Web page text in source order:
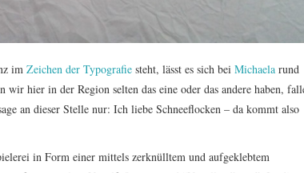
im Zeichen der Typografie steht, lässt es sich bei Michaela rund
wir hier in der Region selten das eine oder das andere haben,
an dieser Stelle nur: Ich liebe Schneeflocken – da kommt also
in Form einer mittels zerknülltem und aufgeklebtem